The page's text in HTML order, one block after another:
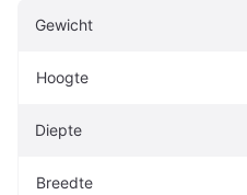
Gewicht
Hoogte
Diepte
Breedte